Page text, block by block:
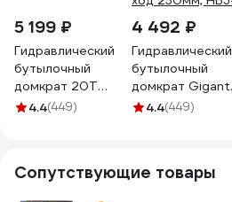
5 199 ₽
Гидравлический
бутылочный
домкрат 20Т
Gigant, подхват
20
4.4(449)
4 492 ₽
Гидравлический
бутылочный
домкрат Gigant
15Т, подхват
4.4(449)
Сопутствующие товары